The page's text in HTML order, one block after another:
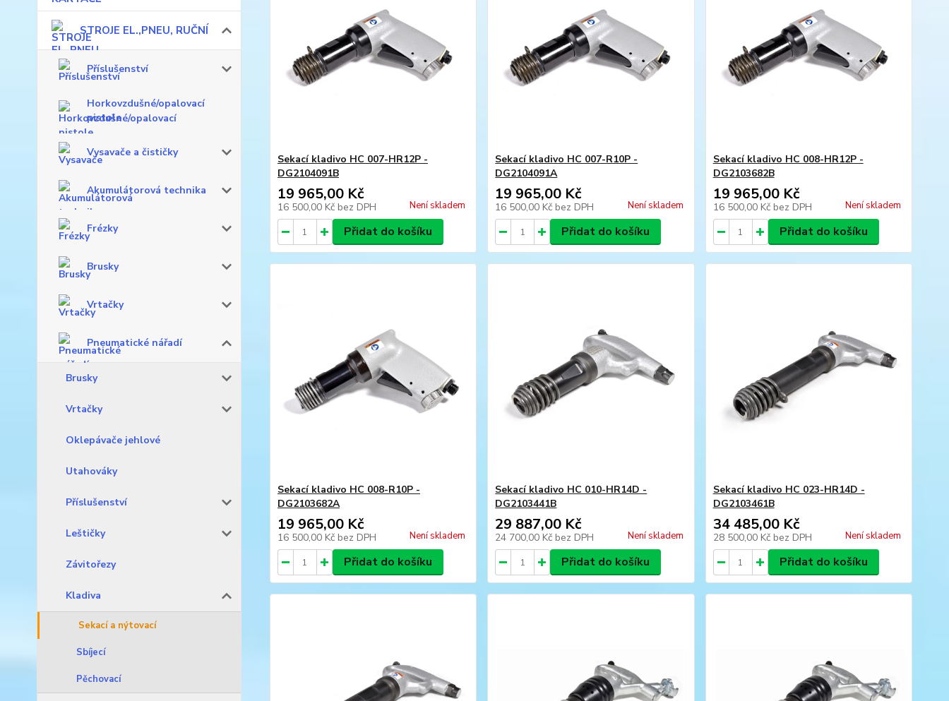
STROJE EL.,PNEU, RUČNÍ
Příslušenství
Horkovzdušné/opalovací
pistole
Vysavače a čističky
Akumulátorová technika
Frézky
Brusky
Vrtačky
Pneumatické nářadí
Brusky
Vrtačky
Oklepávače jehlové
Utahováky
Příslušenství
Leštičky
Závitořezy
Kladiva
Sekací a nýtovací
Sbíjecí
Pěchovací
Sekací kladivo HC 007-HR12P -
DG2104091B
19 965,00 Kč
16 500,00 Kč bez DPH Není skladem
Přidat do košíku
Sekací kladivo HC 007-R10P -
DG2104091A
19 965,00 Kč
16 500,00 Kč bez DPH Není skladem
Přidat do košíku
Sekací kladivo HC 008-HR12P -
DG2103682B
19 965,00 Kč
16 500,00 Kč bez DPH Není skladem
Přidat do košíku
Sekací kladivo HC 008-R10P -
DG2103682A
19 965,00 Kč
16 500,00 Kč bez DPH Není skladem
Přidat do košíku
Sekací kladivo HC 010-HR14D -
DG2103441B
29 887,00 Kč
24 700,00 Kč bez DPH Není skladem
Přidat do košíku
Sekací kladivo HC 023-HR14D -
DG2103461B
34 485,00 Kč
28 500,00 Kč bez DPH Není skladem
Přidat do košíku